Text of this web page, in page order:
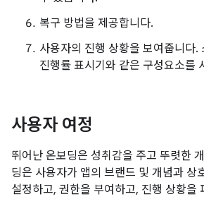
복구 방법을 제공합니다.
사용자의 진행 상황을 보여줍니다.
진행률 표시기와 같은 구성요소를
사용자 여정
뛰어난 온보딩은 성취감을 주고 뚜렷한
딩은 사용자가 앱의 브랜드 및 개념과 상
설정하고, 권한을 부여하고, 진행 상황을